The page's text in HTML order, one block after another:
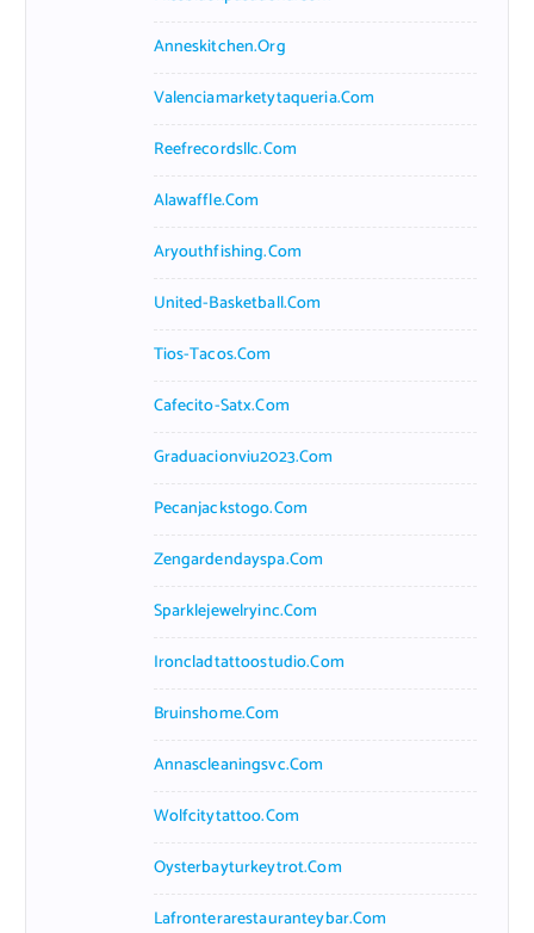
Anneskitchen.org
Valenciamarketytaqueria.com
Reefrecordsllc.com
Alawaffle.com
Aryouthfishing.com
United-Basketball.com
Tios-Tacos.com
Cafecito-Satx.com
Graduacionviu2023.com
Pecanjackstogo.com
Zengardendayspa.com
Sparklejewelryinc.com
Ironcladtattoostudio.com
Bruinshome.com
Annascleaningsvc.com
Wolfcitytattoo.com
Oysterbayturkeytrot.com
Lafronterarestauranteybar.com